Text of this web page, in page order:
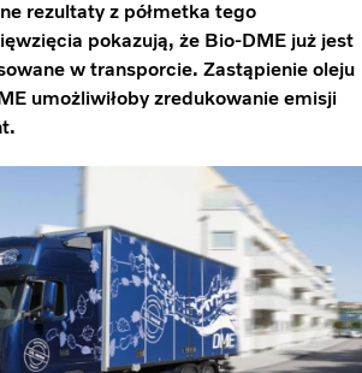
rezultaty z półmetka tego
pokazują, że Bio-DME już jest
w transporcie. Zastąpienie oleju
umożliwiłoby zredukowanie emisji